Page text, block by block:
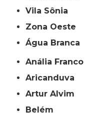
Vila Sônia
Zona Oeste
Água Branca
Anália Franco
Aricanduva
Artur Alvim
Belém